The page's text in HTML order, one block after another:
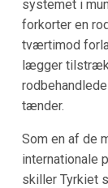
systemet i
forkorter en
tværtimod
lægger
tænder.
Som en af de
internationale
skiller Tyrkiet